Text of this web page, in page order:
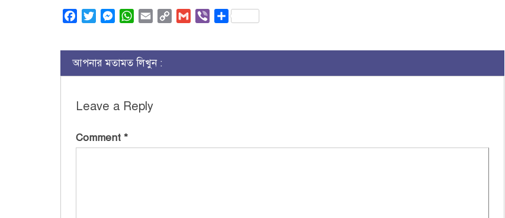
FacebookTwitterMessenger
WhatsApp
Email
Copy
Gmail ViberShare
আপনার মতামত লিখুন :
Leave a Reply
Comment *